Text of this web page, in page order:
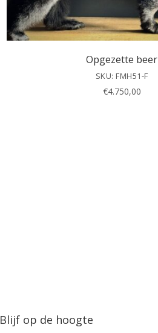
Opgezette beer
SKU: FMH51-F
€4.750,00
Blijf op de hoogte